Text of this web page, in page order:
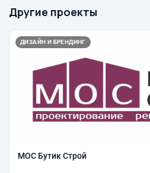
Другие проекты
ДИЗАЙН И БРЕНДИНГ
МОС Бутик Строй